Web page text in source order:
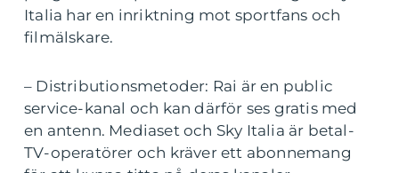
Italia har en inriktning mot sportfans och
filmälskare.
– Distributionsmetoder: Rai är en public
service-kanal och kan därför ses gratis med
en antenn. Mediaset och Sky Italia är betal-
TV-operatörer och kräver ett abonnemang